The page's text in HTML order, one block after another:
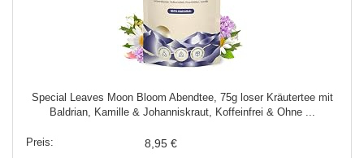
Special Leaves Moon Bloom Abendtee, 75g loser Kräutertee mit
Baldrian, Kamille & Johanniskraut, Koffeinfrei & Ohne ...
8,95 €